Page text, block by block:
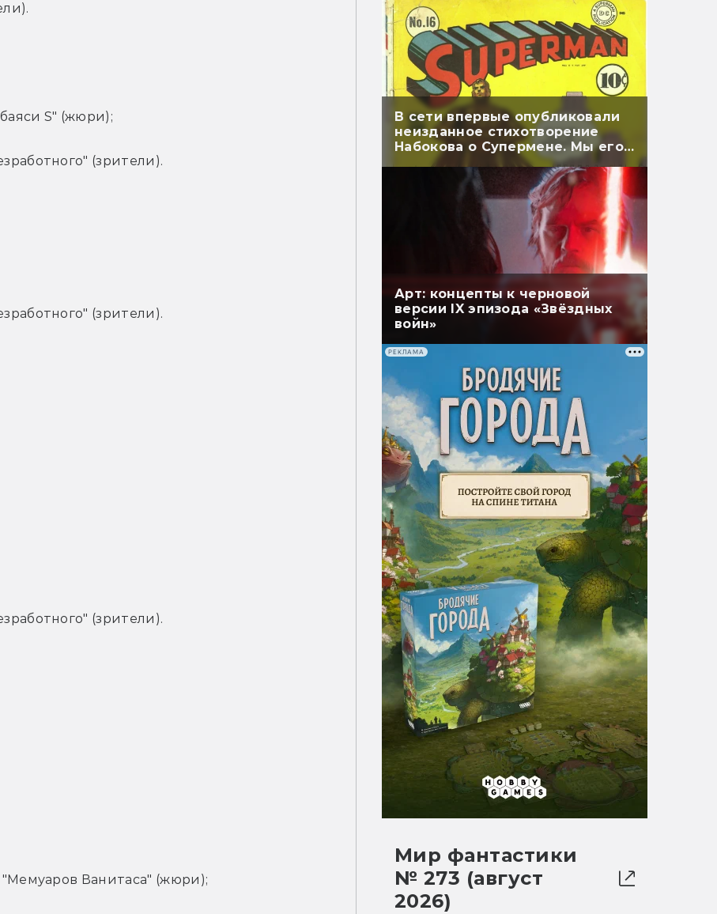
S" (жюри);
(зрители).
(зрители).
(зрители).
"Мемуаров Ванитаса" (жюри);
В сети впервые опубликовали
неизданное стихотворение
Набокова о Супермене. Мы его
перевели
Арт: концепты к черновой
версии IX эпизода «Звёздных
войн»
РЕКЛАМА
Мир фантастики
№ 273 (август
2026)